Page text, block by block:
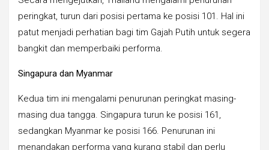
peringkat, turun dari posisi pertama ke posisi 101. Hal ini
patut menjadi perhatian bagi tim Gajah Putih untuk segera
bangkit dan memperbaiki performa.
Singapura dan Myanmar
Kedua tim ini mengalami penurunan peringkat masing-
masing dua tangga. Singapura turun ke posisi 161,
sedangkan Myanmar ke posisi 166. Penurunan ini
menandakan performa yang kurang stabil dan perlu